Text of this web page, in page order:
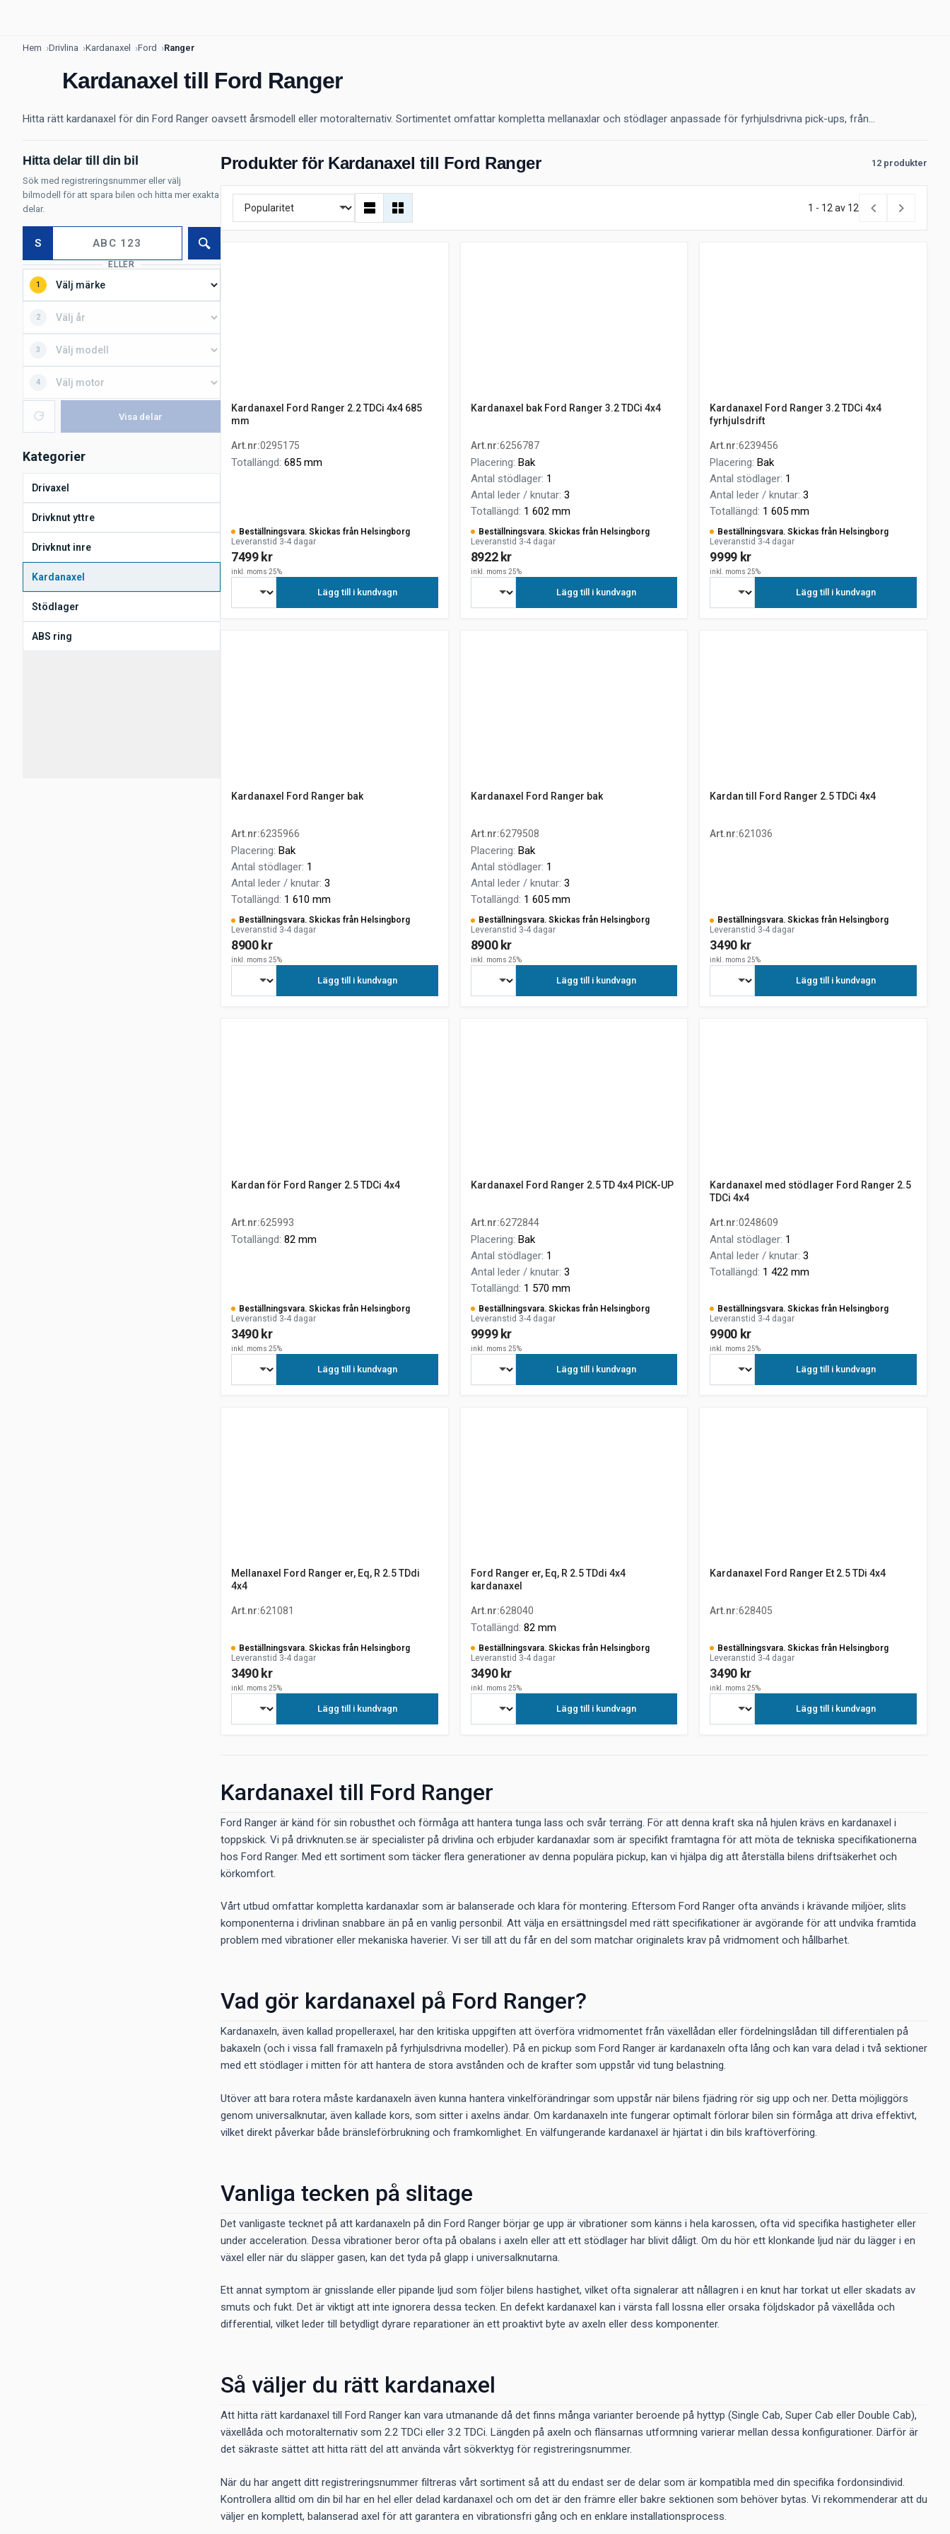
Hem Drivlina Kardanaxel Ford Ranger
Kardanaxel till Ford Ranger
Hitta rätt kardanaxel för din Ford Ranger oavsett årsmodell eller motoralternativ. Sortimentet omfattar kompletta mellanaxlar och stödlager anpassade för fyrhjulsdrivna pick-ups, från...
Hitta delar till din bil
Sök med registreringsnummer eller välj
bilmodell för att spara bilen och hitta mer exakta
delar.
S Sök
ELLER
1
2
3
4
Visa delar
Kategorier
Drivaxel
Drivknut yttre
Drivknut inre
Kardanaxel
Stödlager
ABS ring
Produkter för Kardanaxel till Ford Ranger 12 produkter
1 - 12 av 12
Kardanaxel Ford Ranger 2.2 TDCi 4x4 685
mm
Art.nr:0295175
Totallängd: 685 mm
Beställningsvara. Skickas från Helsingborg
Leveranstid 3-4 dagar
7499 kr
inkl. moms 25%
Lägg till i kundvagn
Kardanaxel bak Ford Ranger 3.2 TDCi 4x4
Art.nr:6256787
Placering: Bak
Antal stödlager: 1
Antal leder / knutar: 3
Totallängd: 1 602 mm
Beställningsvara. Skickas från Helsingborg
Leveranstid 3-4 dagar
8922 kr
inkl. moms 25%
Lägg till i kundvagn
Kardanaxel Ford Ranger 3.2 TDCi 4x4
fyrhjulsdrift
Art.nr:6239456
Placering: Bak
Antal stödlager: 1
Antal leder / knutar: 3
Totallängd: 1 605 mm
Beställningsvara. Skickas från Helsingborg
Leveranstid 3-4 dagar
9999 kr
inkl. moms 25%
Lägg till i kundvagn
Kardanaxel Ford Ranger bak
Art.nr:6235966
Placering: Bak
Antal stödlager: 1
Antal leder / knutar: 3
Totallängd: 1 610 mm
Beställningsvara. Skickas från Helsingborg
Leveranstid 3-4 dagar
8900 kr
inkl. moms 25%
Lägg till i kundvagn
Kardanaxel Ford Ranger bak
Art.nr:6279508
Placering: Bak
Antal stödlager: 1
Antal leder / knutar: 3
Totallängd: 1 605 mm
Beställningsvara. Skickas från Helsingborg
Leveranstid 3-4 dagar
8900 kr
inkl. moms 25%
Lägg till i kundvagn
Kardan till Ford Ranger 2.5 TDCi 4x4
Art.nr:621036
Beställningsvara. Skickas från Helsingborg
Leveranstid 3-4 dagar
3490 kr
inkl. moms 25%
Lägg till i kundvagn
Kardan för Ford Ranger 2.5 TDCi 4x4
Art.nr:625993
Totallängd: 82 mm
Beställningsvara. Skickas från Helsingborg
Leveranstid 3-4 dagar
3490 kr
inkl. moms 25%
Lägg till i kundvagn
Kardanaxel Ford Ranger 2.5 TD 4x4 PICK-UP
Art.nr:6272844
Placering: Bak
Antal stödlager: 1
Antal leder / knutar: 3
Totallängd: 1 570 mm
Beställningsvara. Skickas från Helsingborg
Leveranstid 3-4 dagar
9999 kr
inkl. moms 25%
Lägg till i kundvagn
Kardanaxel med stödlager Ford Ranger 2.5
TDCi 4x4
Art.nr:0248609
Antal stödlager: 1
Antal leder / knutar: 3
Totallängd: 1 422 mm
Beställningsvara. Skickas från Helsingborg
Leveranstid 3-4 dagar
9900 kr
inkl. moms 25%
Lägg till i kundvagn
Mellanaxel Ford Ranger er, Eq, R 2.5 TDdi
4x4
Art.nr:621081
Beställningsvara. Skickas från Helsingborg
Leveranstid 3-4 dagar
3490 kr
inkl. moms 25%
Lägg till i kundvagn
Ford Ranger er, Eq, R 2.5 TDdi 4x4
kardanaxel
Art.nr:628040
Totallängd: 82 mm
Beställningsvara. Skickas från Helsingborg
Leveranstid 3-4 dagar
3490 kr
inkl. moms 25%
Lägg till i kundvagn
Kardanaxel Ford Ranger Et 2.5 TDi 4x4
Art.nr:628405
Beställningsvara. Skickas från Helsingborg
Leveranstid 3-4 dagar
3490 kr
inkl. moms 25%
Lägg till i kundvagn
Kardanaxel till Ford Ranger
Ford Ranger är känd för sin robusthet och förmåga att hantera tunga lass och svår terräng. För att denna kraft ska nå hjulen krävs en kardanaxel i
toppskick. Vi på drivknuten.se är specialister på drivlina och erbjuder kardanaxlar som är specifikt framtagna för att möta de tekniska specifikationerna
hos Ford Ranger. Med ett sortiment som täcker flera generationer av denna populära pickup, kan vi hjälpa dig att återställa bilens driftsäkerhet och
körkomfort.
Vårt utbud omfattar kompletta kardanaxlar som är balanserade och klara för montering. Eftersom Ford Ranger ofta används i krävande miljöer, slits
komponenterna i drivlinan snabbare än på en vanlig personbil. Att välja en ersättningsdel med rätt specifikationer är avgörande för att undvika framtida
problem med vibrationer eller mekaniska haverier. Vi ser till att du får en del som matchar originalets krav på vridmoment och hållbarhet.
Vad gör kardanaxel på Ford Ranger?
Kardanaxeln, även kallad propelleraxel, har den kritiska uppgiften att överföra vridmomentet från växellådan eller fördelningslådan till differentialen på
bakaxeln (och i vissa fall framaxeln på fyrhjulsdrivna modeller). På en pickup som Ford Ranger är kardanaxeln ofta lång och kan vara delad i två sektioner
med ett stödlager i mitten för att hantera de stora avstånden och de krafter som uppstår vid tung belastning.
Utöver att bara rotera måste kardanaxeln även kunna hantera vinkelförändringar som uppstår när bilens fjädring rör sig upp och ner. Detta möjliggörs
genom universalknutar, även kallade kors, som sitter i axelns ändar. Om kardanaxeln inte fungerar optimalt förlorar bilen sin förmåga att driva effektivt,
vilket direkt påverkar både bränsleförbrukning och framkomlighet. En välfungerande kardanaxel är hjärtat i din bils kraftöverföring.
Vanliga tecken på slitage
Det vanligaste tecknet på att kardanaxeln på din Ford Ranger börjar ge upp är vibrationer som känns i hela karossen, ofta vid specifika hastigheter eller
under acceleration. Dessa vibrationer beror ofta på obalans i axeln eller att ett stödlager har blivit dåligt. Om du hör ett klonkande ljud när du lägger i en
växel eller när du släpper gasen, kan det tyda på glapp i universalknutarna.
Ett annat symptom är gnisslande eller pipande ljud som följer bilens hastighet, vilket ofta signalerar att nållagren i en knut har torkat ut eller skadats av
smuts och fukt. Det är viktigt att inte ignorera dessa tecken. En defekt kardanaxel kan i värsta fall lossna eller orsaka följdskador på växellåda och
differential, vilket leder till betydligt dyrare reparationer än ett proaktivt byte av axeln eller dess komponenter.
Så väljer du rätt kardanaxel
Att hitta rätt kardanaxel till Ford Ranger kan vara utmanande då det finns många varianter beroende på hyttyp (Single Cab, Super Cab eller Double Cab),
växellåda och motoralternativ som 2.2 TDCi eller 3.2 TDCi. Längden på axeln och flänsarnas utformning varierar mellan dessa konfigurationer. Därför är
det säkraste sättet att hitta rätt del att använda vårt sökverktyg för registreringsnummer.
När du har angett ditt registreringsnummer filtreras vårt sortiment så att du endast ser de delar som är kompatibla med din specifika fordonsindivid.
Kontrollera alltid om din bil har en hel eller delad kardanaxel och om det är den främre eller bakre sektionen som behöver bytas. Vi rekommenderar att du
väljer en komplett, balanserad axel för att garantera en vibrationsfri gång och en enklare installationsprocess.